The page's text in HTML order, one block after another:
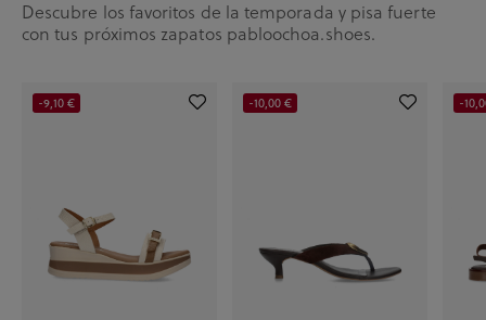
Descubre los favoritos de la temporada y pisa fuerte
con tus próximos zapatos pabloochoa.shoes.
-9,10 € -10,00 € -